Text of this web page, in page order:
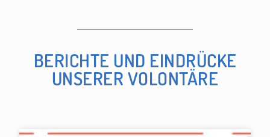
BERICHTE UND EINDRÜCKE
UNSERER VOLONTÄRE